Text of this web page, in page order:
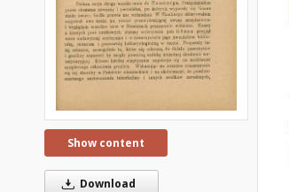
Show content
Download